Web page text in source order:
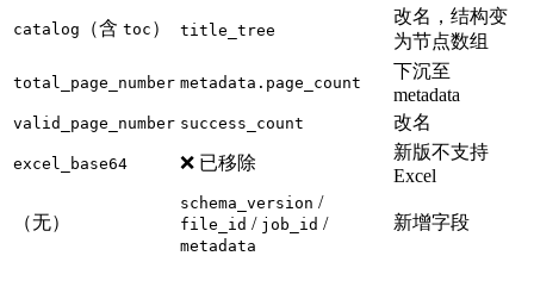
catalog （含 toc ） title_tree
改名，结构变
为节点数组
total_page_number metadata.page_count
下沉至
metadata
valid_page_number success_count 改名
excel_base64 ❌ 已移除
新版不支持
Excel
（无）
schema_version /
file_id / job_id /
metadata
新增字段